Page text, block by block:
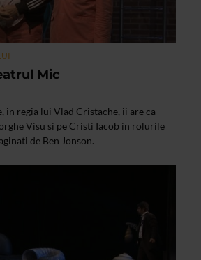
Mic
in regia lui Vlad Cristache, ii are ca
Visu si pe Cristi Iacob in rolurile
de Ben Jonson.